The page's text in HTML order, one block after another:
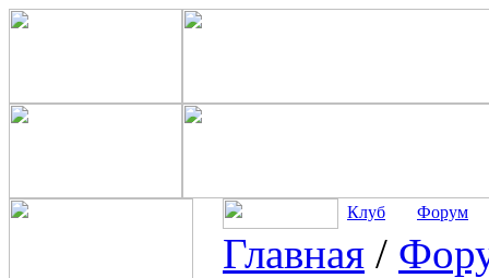
Клуб Форум
Главная /